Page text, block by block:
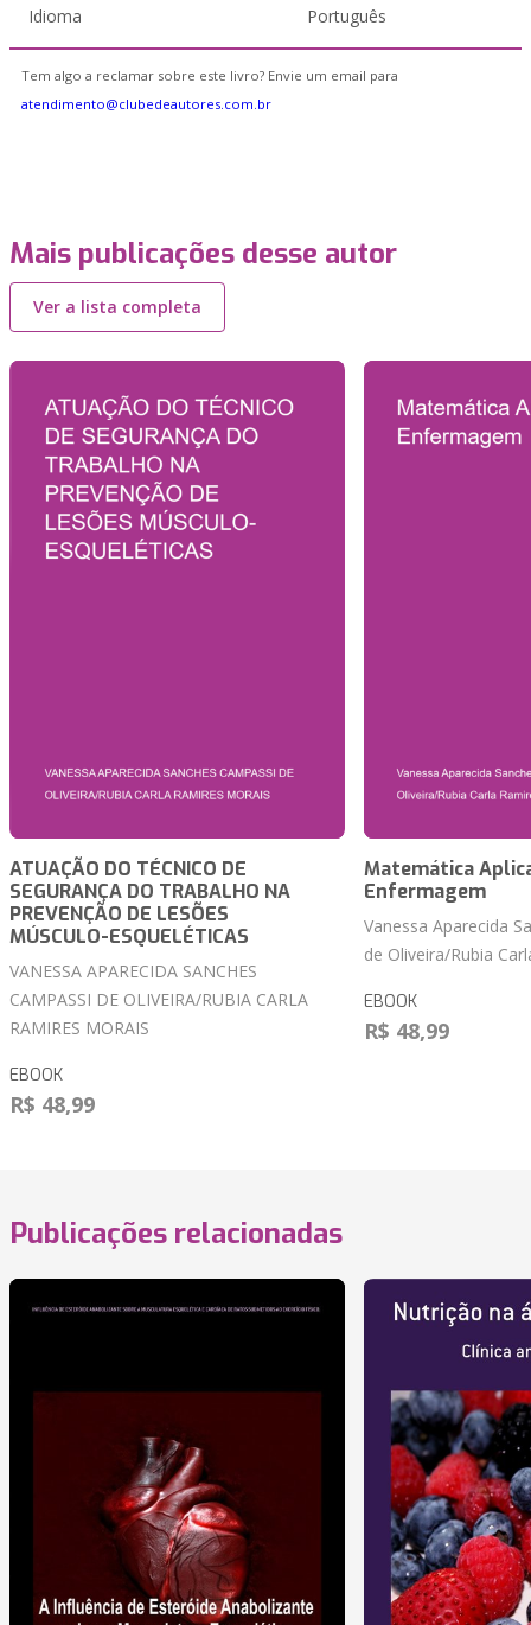
Idioma Português
Tem algo a reclamar sobre este livro? Envie um email para
atendimento@clubedeautores.com.br
Mais publicações desse autor
Ver a lista completa
ATUAÇÃO DO TÉCNICO DE
SEGURANÇA DO TRABALHO NA
PREVENÇÃO DE LESÕES
MÚSCULO-ESQUELÉTICAS
VANESSA APARECIDA SANCHES
CAMPASSI DE OLIVEIRA/RUBIA CARLA
RAMIRES MORAIS
EBOOK
R$ 48,99
Matemática
Enfermagem
Vanessa Aparecida
de Oliveira/Rubia
EBOOK
R$ 48,99
Publicações relacionadas